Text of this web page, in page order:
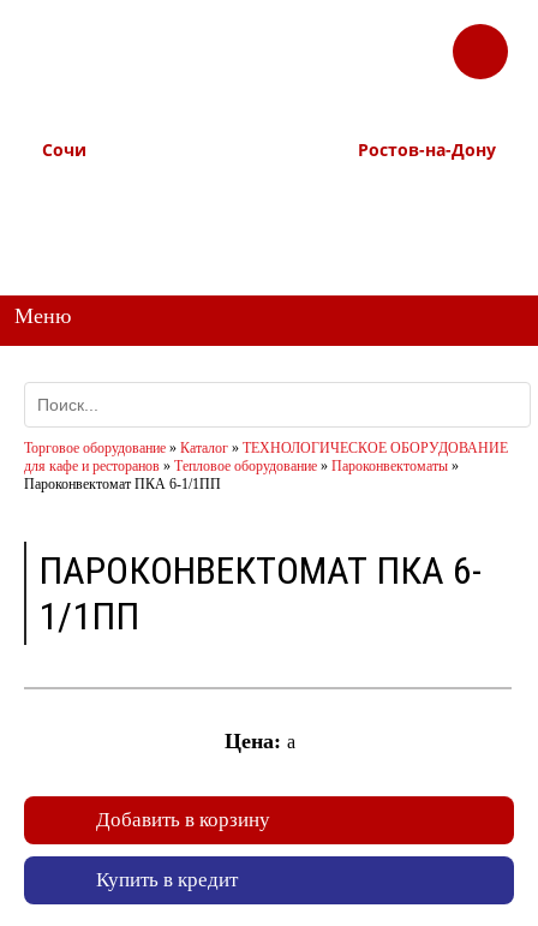
Сочи
ЗАКАЗАТЬ
ЗВОНОК
Ростов-на-Дону
Меню
Торговое оборудование » Каталог » ТЕХНОЛОГИЧЕСКОЕ ОБОРУДОВАНИЕ
для кафе и ресторанов » Тепловое оборудование » Пароконвектоматы »
Пароконвектомат ПКА 6-1/1ПП
ПАРОКОНВЕКТОМАТ ПКА 6-
1/1ПП
Цена: a
Добавить в корзину
Купить в кредит